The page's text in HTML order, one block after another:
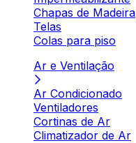
Chapas de Madeira
Telas
Colas para piso
Ar e Ventilação
Ar Condicionado
Ventiladores
Cortinas de Ar
Climatizador de Ar